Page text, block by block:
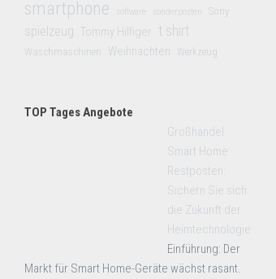
smartphone software sonderposten Sony
spielzeug Tommy Hilfiger t shirt
Waschmaschinen Weihnachten Werkzeug
TOP Tages Angebote
Großhandel
Smart Home
Restposten:
Sichern Sie sich
die Zukunft der
Heimtechnologie
Einführung: Der
Markt für Smart Home-Geräte wächst rasant.